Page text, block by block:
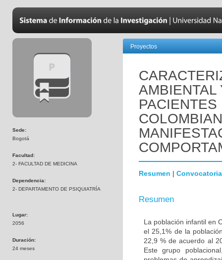
Sede:
Bogotá
Facultad:
2- FACULTAD DE MEDICINA
Dependencia:
2- DEPARTAMENTO DE PSIQUIATRÍA
Lugar:
2056
Duración:
24 meses
Proyectos
AMBIENTAL
Resumen | Convocatoria
Resumen
La población infantil en
el 25,1% de la
22,9 % de acuerdo al
Este grupo